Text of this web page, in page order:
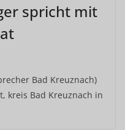
spricht mit
Bad Kreuznach)
kreis Bad Kreuznach in